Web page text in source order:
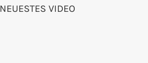
NEUESTES VIDEO